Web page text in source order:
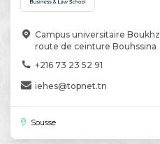
Campus universitaire
route de ceinture Bouhssina
+216 73 23 52 91
iehes@topnet.tn
Sousse